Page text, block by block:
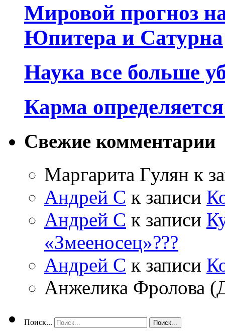
Мировой прогноз
Юпитера и Сатурна
Наука все больше
Карма
Свежие комментарии
Маргарита Гулян к
Андрей С к записи
Андрей С к записи
«Змееносец»???
Андрей С к записи
Анжелика Фролова
Поиск...